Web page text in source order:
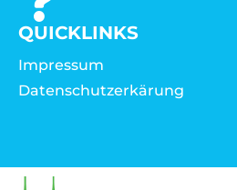
QUICKLINKS
Impressum
Datenschutzerkärung